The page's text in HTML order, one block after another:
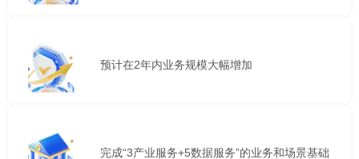
预计在2年内业务规模大幅增加
完成“3产业服务+5数据服务”的业务和场景基础